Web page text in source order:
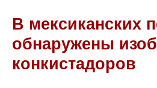
В мексиканских
обнаружены
конкистадоров